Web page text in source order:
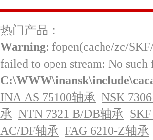
热门产品：
Warning: fopen(cache/zc/
failed to open stream: No
INA AS 75100轴承 NSK
承 NTN 7321 B/DB轴承
AC/DF轴承 FAG 6210-Z轴承